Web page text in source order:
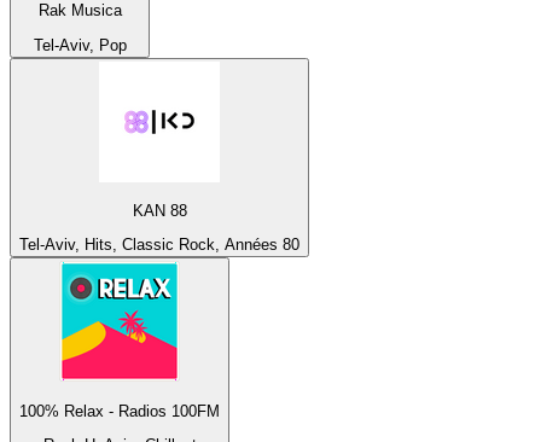
Rak Musica
Tel-Aviv, Pop
KAN 88
Tel-Aviv, Hits, Classic Rock, Années 80
100% Relax - Radios 100FM